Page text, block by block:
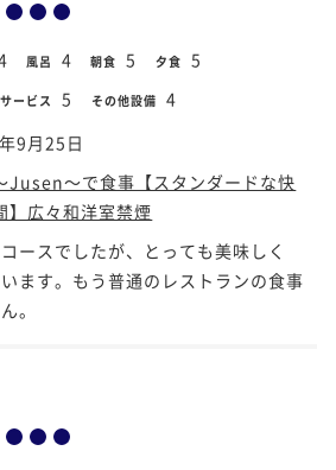
風呂 4 朝食 5 夕食 5
ービス 5 その他設備 4
9月25日
Jusen～で食事【スタンダードな快
】広々和洋室禁煙
ースでしたが、とっても美味しく
ます。もう普通のレストランの食事
。